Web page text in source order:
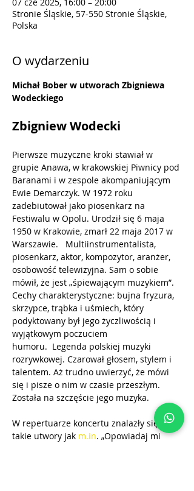
Stronie Śląskie, 57-550 Stronie Śląskie,
Polska
O wydarzeniu
Michał Bober w utworach Zbigniewa
Wodeckiego
Zbigniew Wodecki
Pierwsze muzyczne kroki stawiał w
grupie Anawa, w krakowskiej Piwnicy pod
Baranami i w zespole akompaniującym
Ewie Demarczyk. W 1972 roku
zadebiutował jako piosenkarz na
Festiwalu w Opolu. Urodził się 6 maja
1950 w Krakowie, zmarł 22 maja 2017 w
Warszawie.   Multiinstrumentalista,
piosenkarz, aktor, kompozytor, aranżer,
osobowość telewizyjna. Sam o sobie
mówił, że jest „śpiewającym muzykiem”.
Cechy charakterystyczne: bujna fryzura,
skrzypce, trąbka i uśmiech, który
podyktowany był jego życzliwością i
wyjątkowym poczuciem
humoru.  Legenda polskiej muzyki
rozrywkowej. Czarował głosem, stylem i
talentem. Aż trudno uwierzyć, że mówi
się i pisze o nim w czasie przeszłym.
Została na szczęście jego muzyka.
W repertuarze koncertu znalazły się
takie utwory jak m.in. „Opowiadaj mi